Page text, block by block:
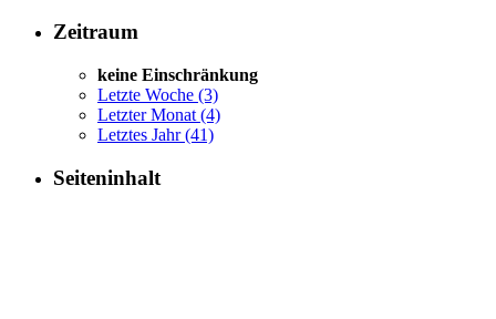
Zeitraum
keine Einschränkung
Letzte Woche (3)
Letzter Monat (4)
Letztes Jahr(41)
Seiteninhalt